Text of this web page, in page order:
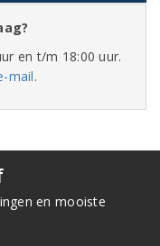
en t/m 18:00 uur.
mail.
en mooiste